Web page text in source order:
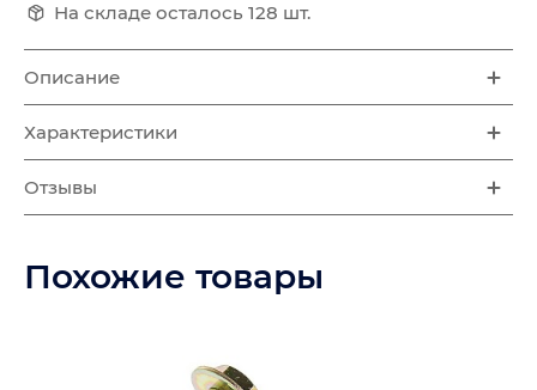
На складе осталось 128 шт.
Описание
Характеристики
Отзывы
Похожие товары